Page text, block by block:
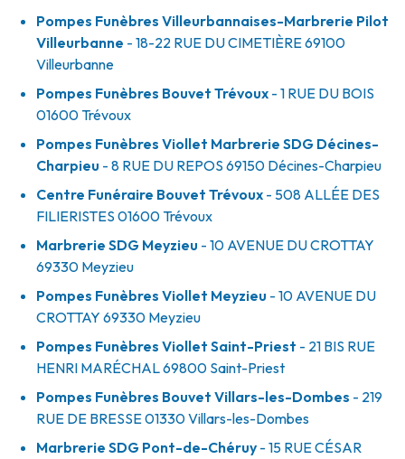
Pompes Funèbres Villeurbannaises-Marbrerie Pilot
Villeurbanne - 18-22 RUE DU CIMETIÈRE69100
Villeurbanne
Pompes Funèbres Bouvet Trévoux - 1 RUE DU BOIS
01600 Trévoux
Pompes Funèbres Viollet Marbrerie SDG Décines-
Charpieu - 8 RUE DU REPOS 69150 Décines-Charpieu
Centre Funéraire Bouvet Trévoux - 508 ALLÉE DES
FILIERISTES 01600 Trévoux
Marbrerie SDG Meyzieu - 10 AVENUE DU CROTTAY
69330 Meyzieu
Pompes Funèbres Viollet Meyzieu - 10 AVENUE DU
CROTTAY 69330 Meyzieu
Pompes Funèbres Viollet Saint-Priest - 21 BIS RUE
HENRI MARÉCHAL69800 Saint-Priest
Pompes Funèbres Bouvet Villars-les-Dombes - 219
RUE DE BRESSE01330Villars-les-Dombes
Marbrerie SDG Pont-de-Chéruy - 15 RUE CÉSAR